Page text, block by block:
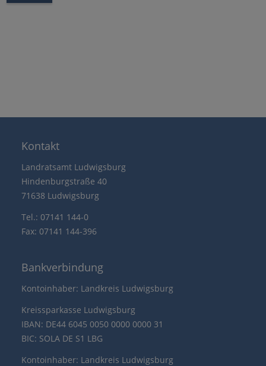
Kontakt
Landratsamt Ludwigsburg
Hindenburgstraße 40
71638 Ludwigsburg
Tel.: 07141 144-0
Fax: 07141 144-396
Bankverbindung
Kontoinhaber: Landkreis Ludwigsburg
Kreissparkasse Ludwigsburg
IBAN: DE44 6045 0050 0000 0000 31
BIC: SOLA DE S1 LBG
Kontoinhaber: Landkreis Ludwigsburg